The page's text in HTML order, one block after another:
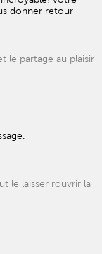
donner retour
le partage au plaisir
le laisser rouvrir la